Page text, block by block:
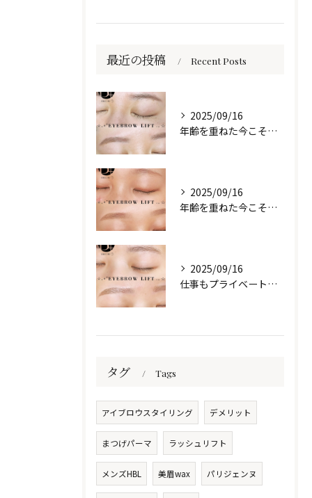
最近の投稿 Recent Posts
2025/09/16
年齢を重ねた今こそ、自然な美しさを目元に🌷
2025/09/16
年齢を重ねた今こそ、自然な美しさを目元に🌷
2025/09/16
仕事もプライベートも、自信は“目元”から✨️
タグ Tags
アイブロウスタイリング デメリット
まつげパーマ ラッシュリフト
メンズHBL 美眉wax パリジェンヌ